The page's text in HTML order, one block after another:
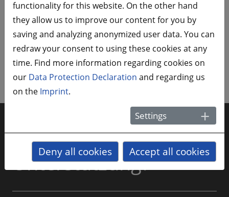
Individuelle Begleitung zu Terminen bei Behörden
und Ämtern
Empfehlungen zu Seminaren, die dich fit für die
Selbstständigkeit machen
Du brauchst
Unterstützung?
functionality for this website. On the other hand
they allow us to improve our content for you by
saving and analyzing anonymized user data. You can
redraw your consent to using these cookies at any
time. Find more information regarding cookies on
our Data Protection Declaration and regarding us
on the Imprint.
Settings
Deny all cookies Accept all cookies